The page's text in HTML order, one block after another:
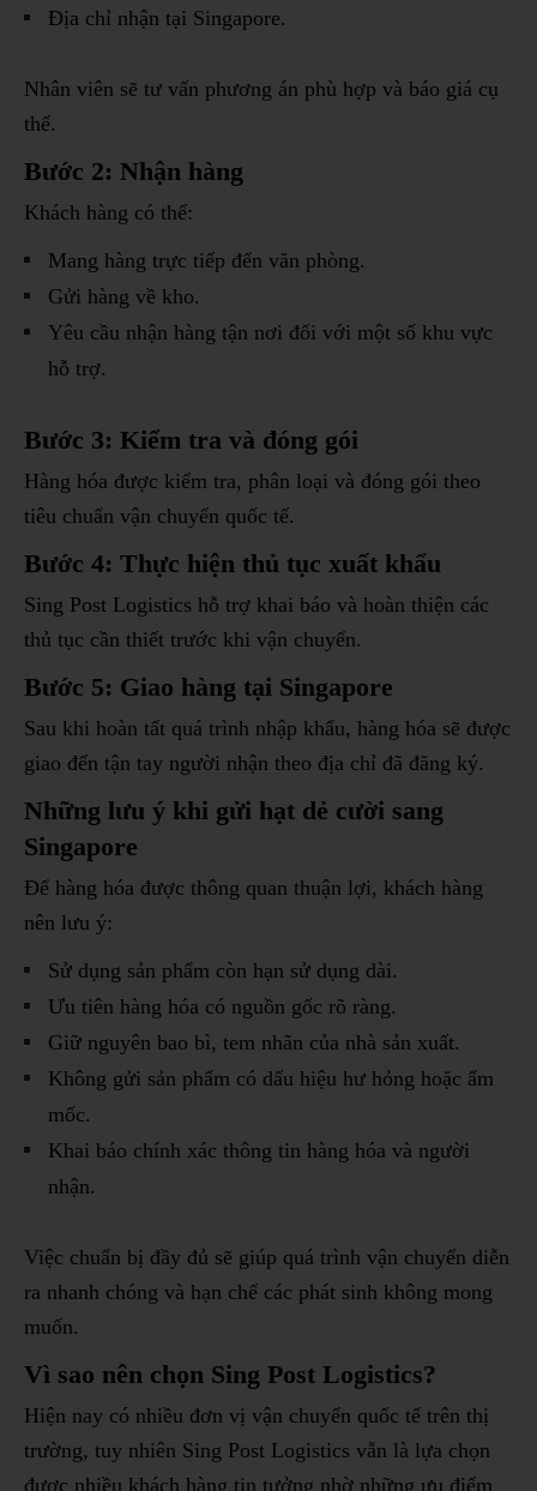
Địa chỉ nhận tại Singapore.
Nhân viên sẽ tư vấn phương án phù hợp và báo giá cụ
thể.
Bước 2: Nhận hàng
Khách hàng có thể:
Mang hàng trực tiếp đến văn phòng.
Gửi hàng về kho.
Yêu cầu nhận hàng tận nơi đối với một số khu vực
hỗ trợ.
Bước 3: Kiểm tra và đóng gói
Hàng hóa được kiểm tra, phân loại và đóng gói theo
tiêu chuẩn vận chuyển quốc tế.
Bước 4: Thực hiện thủ tục xuất khẩu
Sing Post Logistics hỗ trợ khai báo và hoàn thiện các
thủ tục cần thiết trước khi vận chuyển.
Bước 5: Giao hàng tại Singapore
Sau khi hoàn tất quá trình nhập khẩu, hàng hóa sẽ được
giao đến tận tay người nhận theo địa chỉ đã đăng ký.
Những lưu ý khi gửi hạt dẻ cười sang
Singapore
Để hàng hóa được thông quan thuận lợi, khách hàng
nên lưu ý:
Sử dụng sản phẩm còn hạn sử dụng dài.
Ưu tiên hàng hóa có nguồn gốc rõ ràng.
Giữ nguyên bao bì, tem nhãn của nhà sản xuất.
Không gửi sản phẩm có dấu hiệu hư hỏng hoặc ẩm
mốc.
Khai báo chính xác thông tin hàng hóa và người
nhận.
Việc chuẩn bị đầy đủ sẽ giúp quá trình vận chuyển diễn
ra nhanh chóng và hạn chế các phát sinh không mong
muốn.
Vì sao nên chọn Sing Post Logistics?
Hiện nay có nhiều đơn vị vận chuyển quốc tế trên thị
trường, tuy nhiên Sing Post Logistics vẫn là lựa chọn
được nhiều khách hàng tin tưởng nhờ những ưu điểm